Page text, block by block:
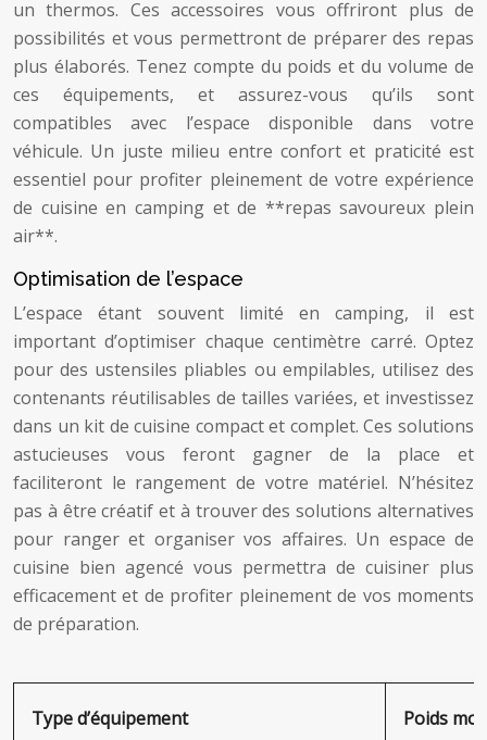
un thermos. Ces accessoires vous offriront plus de
possibilités et vous permettront de préparer des repas
plus élaborés. Tenez compte du poids et du volume de
ces équipements, et assurez-vous qu’ils sont
compatibles avec l’espace disponible dans votre
véhicule. Un juste milieu entre confort et praticité est
essentiel pour profiter pleinement de votre expérience
de cuisine en camping et de **repas savoureux plein
air**.
Optimisation de l’espace
L’espace étant souvent limité en camping, il est
important d’optimiser chaque centimètre carré. Optez
pour des ustensiles pliables ou empilables, utilisez des
contenants réutilisables de tailles variées, et investissez
dans un kit de cuisine compact et complet. Ces solutions
astucieuses vous feront gagner de la place et
faciliteront le rangement de votre matériel. N’hésitez
pas à être créatif et à trouver des solutions alternatives
pour ranger et organiser vos affaires. Un espace de
cuisine bien agencé vous permettra de cuisiner plus
efficacement et de profiter pleinement de vos moments
de préparation.
Type d’équipement Poids